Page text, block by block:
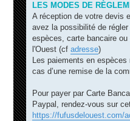
LES MODES DE
A réception de votre devis
avez la possibilité de
espèces, carte bancaire
l'Ouest (cf adresse)
Les paiements en
cas d’une remise de la
Pour payer par Carte
Paypal, rendez-vous sur
https://fufusdelouest.com/